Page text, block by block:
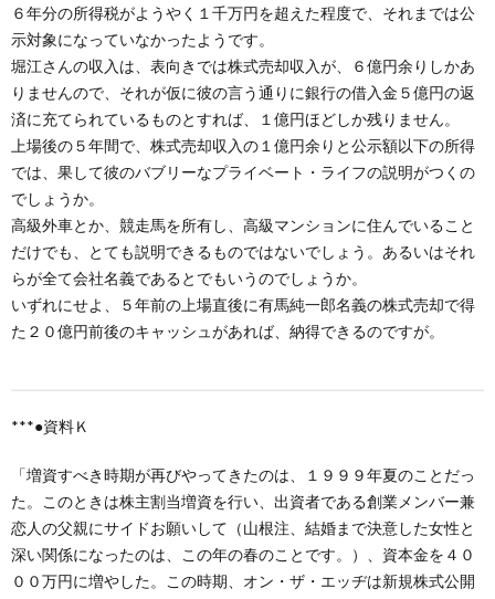
６年分の所得税がようやく１千万円を超えた程度で、それまでは公
示対象になっていなかったようです。
堀江さんの収入は、表向きでは株式売却収入が、６億円余りしかあ
りませんので、それが仮に彼の言う通りに銀行の借入金５億円の返
済に充てられているものとすれば、１億円ほどしか残りません。
上場後の５年間で、株式売却収入の１億円余りと公示額以下の所得
では、果して彼のバブリーなプライベート・ライフの説明がつくの
でしょうか。
高級外車とか、競走馬を所有し、高級マンションに住んでいること
だけでも、とても説明できるものではないでしょう。あるいはそれ
らが全て会社名義であるとでもいうのでしょうか。
いずれにせよ、５年前の上場直後に有馬純一郎名義の株式売却で得
た２０億円前後のキャッシュがあれば、納得できるのですが。
***●資料Ｋ
「増資すべき時期が再びやってきたのは、１９９９年夏のことだっ
た。このときは株主割当増資を行い、出資者である創業メンバー兼
恋人の父親にサイドお願いして（山根注、結婚まで決意した女性と
深い関係になったのは、この年の春のことです。）、資本金を４０
００万円に増やした。この時期、オン・ザ・エッヂは新規株式公開